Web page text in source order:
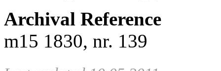
Archival Reference
m15 1830, nr. 139